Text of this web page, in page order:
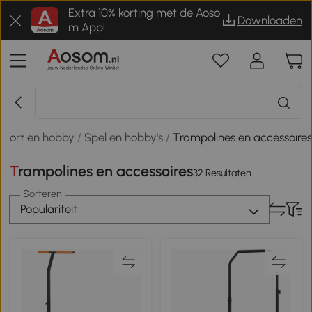
Extra 10% korting met de Aoso
m App!
Downloaden
en hobby / Spel en hobby's /Trampolines en accessoires
Trampolines en accessoires32 Resultaten
Sorteren
Populariteit